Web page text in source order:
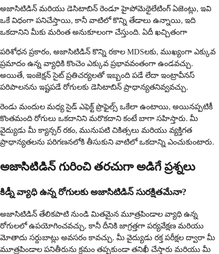
అజాసిటిడిన్ మరియు డెసిటాబిన్ రెండూ హైపోమెథైలేటింగ్ ఏజెంట్లు, ఇవి
ఒకే విధంగా పనిచేస్తాయి, కానీ వాటిలో కొన్ని తేడాలు ఉన్నాయి, ఇది
ఒకదానిని మీకు మరింత అనుకూలంగా చేస్తుంది. ఏదీ ఖచ్చితంగా
పరిశోధన ప్రకారం, అజాసిటిడిన్ కొన్ని రకాల MDSలకు, ముఖ్యంగా ఎక్కువ
ప్రమాదం ఉన్న వ్యాధికి కొంచెం ఎక్కువ ప్రభావవంతంగా ఉండవచ్చు.
అయితే, ఇంజెక్షన్ సైట్ ప్రతిచర్యలతో ఇబ్బంది పడే లేదా ఇంట్రావీనస్
పరిపాలనను ఇష్టపడే రోగులకు డెసిటాబిన్ ప్రాధాన్యతనివ్వవచ్చు.
రెండు మందుల మధ్య సైడ్ ఎఫెక్ట్ ప్రొఫైల్స్ ఒకేలా ఉంటాయి, అయినప్పటికీ
కొంతమంది రోగులు ఒకదానిని మరొకదాని కంటే బాగా సహిస్తారు. మీ
వైద్యుడు మీ క్యాన్సర్ రకం, మునుపటి చికిత్సలు మరియు వ్యక్తిగత
ప్రాధాన్యతలను పరిగణనలోకి తీసుకుని వాటిలో ఒకదాన్ని ఎంచుకుంటారు.
అజాసిటిడిన్ గురించి తరచుగా అడిగే ప్రశ్నలు
కిడ్నీ వ్యాధి ఉన్న రోగులకు అజాసిటిడిన్ సురక్షితమేనా?
అజాసిటిడిన్ తేలికపాటి నుండి మితమైన మూత్రపిండాల వ్యాధి ఉన్న
రోగులలో ఉపయోగించవచ్చు, కానీ దీనికి జాగ్రత్తగా పర్యవేక్షణ మరియు
మోతాదు సర్దుబాట్లు అవసరం కావచ్చు. మీ వైద్యుడు రక్త పరీక్షల ద్వారా మీ
మూత్రపిండాల పనితీరును క్రమం తప్పకుండా తనిఖీ చేస్తారు మరియు మీ